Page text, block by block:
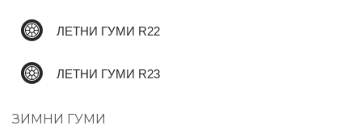
ЛЕТНИ ГУМИ R22
ЛЕТНИ ГУМИ R23
ЗИМНИ ГУМИ